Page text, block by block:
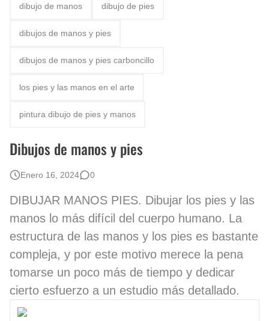
dibujo de manos dibujo de pies
dibujos de manos y pies
dibujos de manos y pies carboncillo
los pies y las manos en el arte
pintura dibujo de pies y manos
Dibujos de manos y pies
Enero 16, 2024 0
DIBUJAR MANOS PIES. Dibujar los pies y las
manos lo más difícil del cuerpo humano. La
estructura de las manos y los pies es bastante
compleja, y por este motivo merece la pena
tomarse un poco más de tiempo y dedicar
cierto esfuerzo a un estudio más detallado.